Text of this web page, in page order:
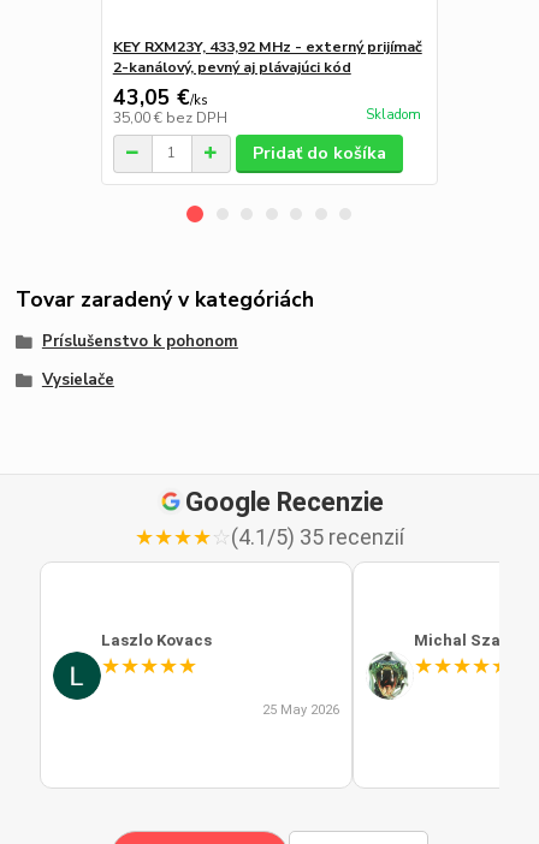
KEY RXM23Y, 433,92 MHz - externý prijímač
2-kanálový, pevný aj plávajúci kód
43,05 €/ks
35,00 € bez DPH Skladom
Pridať do košíka
Tovar zaradený v kategóriách
Príslušenstvo k pohonom
Vysielače
Google Recenzie
★★★★☆(4.1/5) 35 recenzií
Laszlo Kovacs
★★★★★
25 May 2026
Michal Szabo
★★★★★